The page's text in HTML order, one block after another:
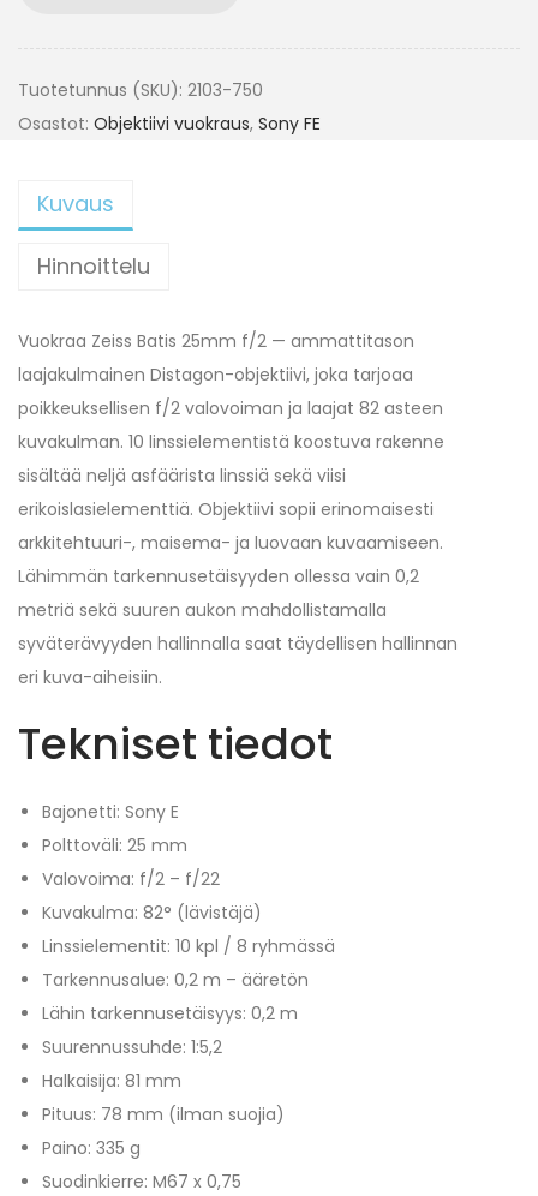
Tuotetunnus (SKU): 2103-750
Osastot: Objektiivi vuokraus, Sony FE
Kuvaus
Hinnoittelu
Vuokraa Zeiss Batis 25mm f/2 — ammattitason
laajakulmainen Distagon-objektiivi, joka tarjoaa
poikkeuksellisen f/2 valovoiman ja laajat 82 asteen
kuvakulman. 10 linssielementistä koostuva rakenne
sisältää neljä asfäärista linssiä sekä viisi
erikoislasielementtiä. Objektiivi sopii erinomaisesti
arkkitehtuuri-, maisema- ja luovaan kuvaamiseen.
Lähimmän tarkennusetäisyyden ollessa vain 0,2
metriä sekä suuren aukon mahdollistamalla
syväterävyyden hallinnalla saat täydellisen hallinnan
eri kuva-aiheisiin.
Tekniset tiedot
Bajonetti: Sony E
Polttoväli: 25 mm
Valovoima: f/2 – f/22
Kuvakulma: 82° (lävistäjä)
Linssielementit: 10 kpl / 8 ryhmässä
Tarkennusalue: 0,2 m – ääretön
Lähin tarkennusetäisyys: 0,2 m
Suurennussuhde: 1:5,2
Halkaisija: 81 mm
Pituus: 78 mm (ilman suojia)
Paino: 335 g
Suodinkierre: M67 x 0,75